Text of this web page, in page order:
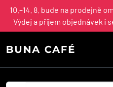
10.–14. 8. bude na prodejně
Výdej a příjem objednávek i
BUNA CAFÉ